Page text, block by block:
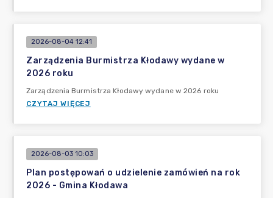
2026-08-04 12:41
Zarządzenia Burmistrza Kłodawy wydane w
2026 roku
Zarządzenia Burmistrza Kłodawy wydane w 2026 roku
CZYTAJ WIĘCEJ
2026-08-03 10:03
Plan postępowań o udzielenie zamówień na rok
2026 - Gmina Kłodawa